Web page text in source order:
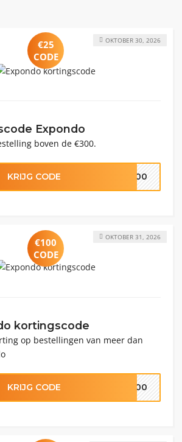
€25
CODE
Expondo
boven de €300.
OKTOBER 30, 2026
KRIJG CODE L300
€100
CODE
kortingscode
op bestellingen van meer dan
OKTOBER 31, 2026
KRIJG CODE 1000